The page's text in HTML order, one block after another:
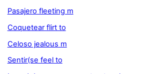
Pasajero fleeting m
Coquetear flirt to
Celoso jealous m
Sentir(se feel to